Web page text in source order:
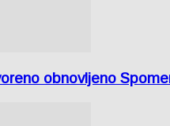
obnovljeno